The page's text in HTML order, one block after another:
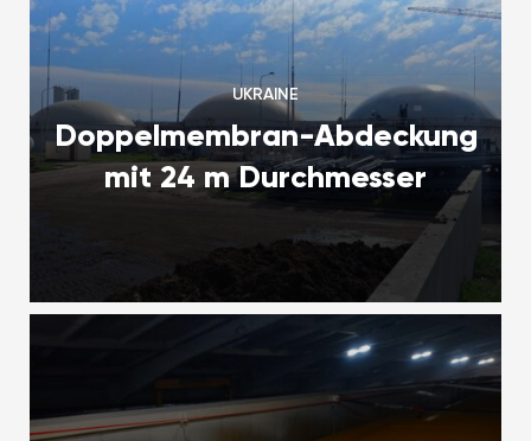
UKRAINE
Doppelmembran-Abdeckung
mit 24 m Durchmesser